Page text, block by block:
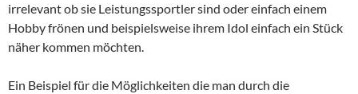
irrelevant ob sie Leistungssportler sind oder einfach einem
Hobby frönen und beispielsweise ihrem Idol einfach ein Stück
näher kommen möchten.
Ein Beispiel für die Möglichkeiten die man durch die